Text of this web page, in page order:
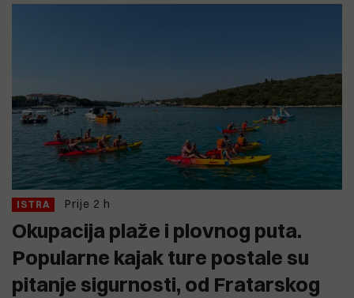
ISTRA Prije 2 h
Okupacija plaže i plovnog puta.
Popularne kajak ture postale su
pitanje sigurnosti, od Fratarskog